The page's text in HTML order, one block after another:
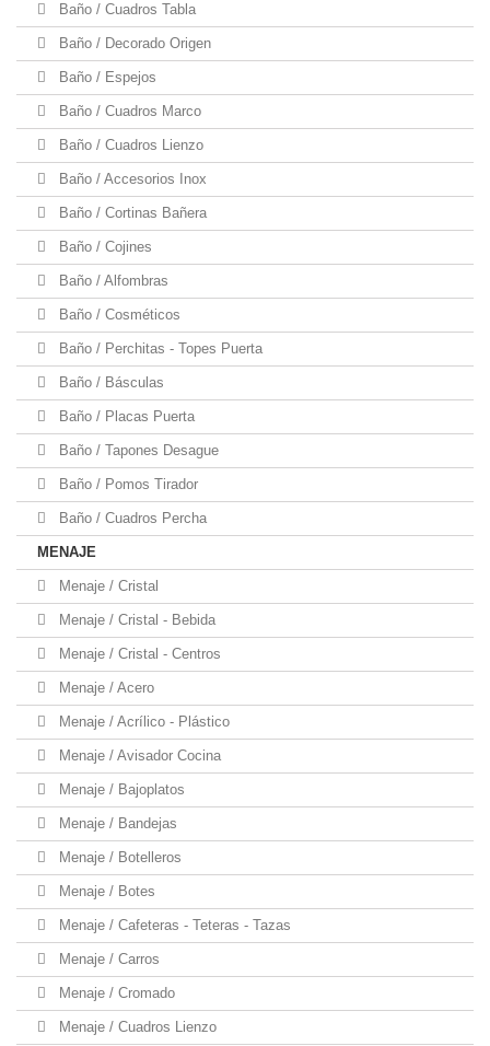
Baño / Cuadros Tabla
Baño / Decorado Origen
Baño / Espejos
Baño / Cuadros Marco
Baño / Cuadros Lienzo
Baño / Accesorios Inox
Baño / Cortinas Bañera
Baño / Cojines
Baño / Alfombras
Baño / Cosméticos
Baño / Perchitas - Topes Puerta
Baño / Básculas
Baño / Placas Puerta
Baño / Tapones Desague
Baño / Pomos Tirador
Baño / Cuadros Percha
MENAJE
Menaje / Cristal
Menaje / Cristal - Bebida
Menaje / Cristal - Centros
Menaje / Acero
Menaje / Acrílico - Plástico
Menaje / Avisador Cocina
Menaje / Bajoplatos
Menaje / Bandejas
Menaje / Botelleros
Menaje / Botes
Menaje / Cafeteras - Teteras - Tazas
Menaje / Carros
Menaje / Cromado
Menaje / Cuadros Lienzo